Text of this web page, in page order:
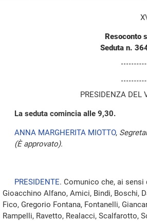
Resoconto
Seduta n.
PRESIDENZA DEL
La seduta comincia alle 9,30.
ANNA MARGHERITA MIOTTO,
(È approvato).
PRESIDENTE. Comunico che, ai
Gioacchino Alfano, Amici, Bindi, Boschi,
Fico, Gregorio Fontana, Fontanelli,
Rampelli, Ravetto, Realacci, Scalfarotto,